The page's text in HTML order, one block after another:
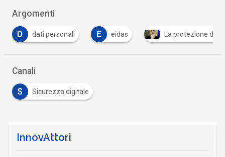
Argomenti
E eidas La protezione dei dati personali in Italia e in
Canali
S Sicurezza digitale
InnovAttori